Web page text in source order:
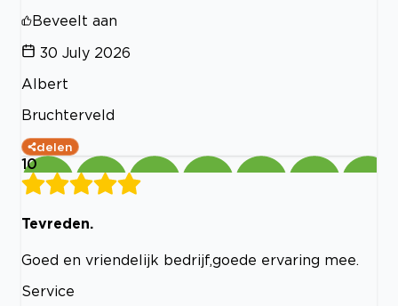
Beveelt aan
30 July 2026
Albert
Bruchterveld
delen
10
Tevreden.
Goed en vriendelijk bedrijf,goede ervaring mee.
Service